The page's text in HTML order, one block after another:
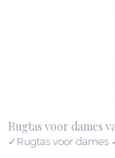
Rugtas voor dames
✓Rugtas voor dames